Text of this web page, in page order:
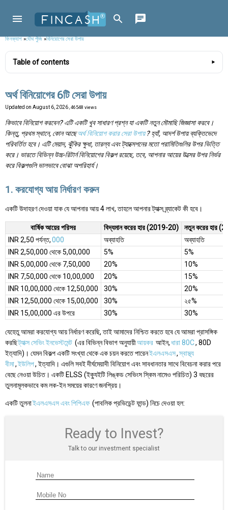
ফিনক্যাশ»যৌথ পুঁজি»বিনিয়োগের সেরা উপায়
Table of contents
অর্থ বিনিয়োগের 6টি সেরা উপায়
Updated on August 6, 2026 , 46548 views
কিভাবে বিনিয়োগ করবেন? এটি একটি খুব সাধারণ প্রশ্ন যা একটি নতুন মৌমাছি জিজ্ঞাসা করবে।
কিন্তু, প্রথম স্থানে, কোন আছে অর্থ বিনিয়োগ করার সেরা উপায় ? হ্যাঁ, আদর্শ উপায় ব্যক্তিভেদে
পরিবর্তিত হবে। এটি মেয়াদ, ঝুঁকির ক্ষুধা, তারল্য এবং ট্যাক্সেশনের মতো পরামিতিগুলির উপর ভিত্তি
করে। ভারতে বিভিন্ন উচ্চ-রিটার্ন বিনিয়োগের বিকল্প রয়েছে, তবে, আপনার আয়ের উত্সের উপর নির্ভর
করে বিকল্পগুলি ভালভাবে বোঝা অপরিহার্য।
1. করযোগ্য আয় নির্ধারণ করুন
একটি উদাহরণ দেওয়া যাক যে আপনার আয় 4 লাখ, তাহলে আপনার ট্যাক্স ব্র্যাকেট কী হবে।
বার্ষিক আয়ের পরিসর বিদ্যমান করের হার (2019-20)
নতুন করের হার
INR 2,50 পর্যন্ত,000 অব্যাহতি
অব্যাহতি
INR 2,50,000 থেকে 5,00,000
5%
5%
INR 5,00,000 থেকে 7,50,000
20%
10%
INR 7,50,000 থেকে 10,00,000
20%
15%
INR 10,00,000 থেকে 12,50,000
30%
20%
INR 12,50,000 থেকে 15,00,000
30%
২৫%
INR 15,00,000 এর উপরে
30% 30%
যেহেতু আমরা করযোগ্য আয় নির্ধারণ করেছি, তাই আমাদের নিশ্চিত করতে হবে যে আমরা প্রাসঙ্গিক
করছিট্যাক্স সেভিং ইনভেস্টমেন্ট (এর বিভিন্ন বিভাগ অনুযায়ীআয়কর আইন, ধারা 80C, 80D
ইত্যাদি)। যেমন বিকল্প একটি সংখ্যা থেকে এক চয়ন করতে পারেনইএলএসএস,স্বাস্থ্য
বীমা,ইউলিপ, ইত্যাদি। এগুলি সবই দীর্ঘমেয়াদী বিনিয়োগ এবং সাবধানতার সাথে বিবেচনা করার পরে
বেছে নেওয়া উচিত। একটি ELSS (ইক্যুইটি লিঙ্কড সেভিংস স্কিম নামেও পরিচিত) 3 বছরের
তুলনামূলকভাবে কম লক-ইন সময়ের কারণে জনপ্রিয়।
একটি তুলনাইএলএসএস এবং পিপিএফ (পাবলিক প্রভিডেন্ট ফান্ড) নিচে দেওয়া হল:
Ready to Invest?
Talk to our investment specialist